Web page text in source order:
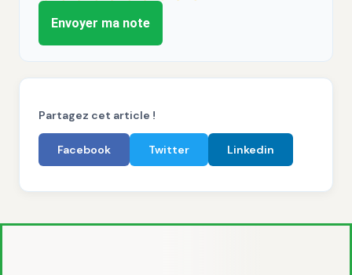
Envoyer ma note
Partagez cet article !
Facebook Twitter Linkedin